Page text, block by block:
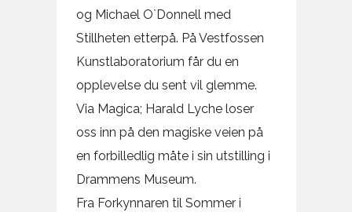
og Michael O`Donnell med
Stillheten etterpå. På Vestfossen
Kunstlaboratorium får du en
opplevelse du sent vil glemme.
Via Magica; Harald Lyche loser
oss inn på den magiske veien på
en forbilledlig måte i sin utstilling i
Drammens Museum.
Fra Forkynnaren til Sommer i